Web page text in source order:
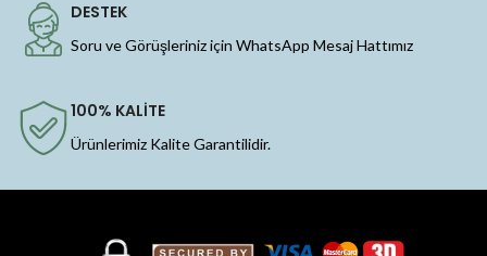
DESTEK
Soru ve Görüşleriniz için WhatsApp Mesaj Hattımız
100% KALİTE
Ürünlerimiz Kalite Garantilidir.